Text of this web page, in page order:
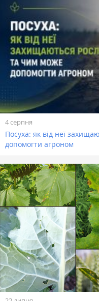
4 серпня
Посуха: як від неї
допомогти агроном